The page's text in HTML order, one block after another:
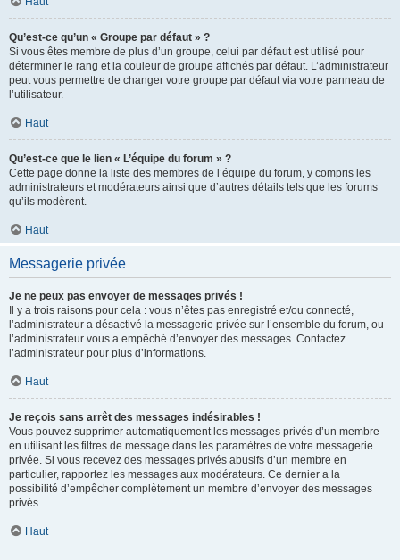
Qu’est-ce qu’un « Groupe par défaut » ?
Si vous êtes membre de plus d’un groupe, celui par défaut est utilisé pour
déterminer le rang et la couleur de groupe affichés par défaut. L’administrateur
peut vous permettre de changer votre groupe par défaut via votre panneau de
l’utilisateur.
Haut
Qu’est-ce que le lien « L’équipe du forum » ?
Cette page donne la liste des membres de l’équipe du forum, y compris les
administrateurs et modérateurs ainsi que d’autres détails tels que les forums
qu’ils modèrent.
Haut
Messagerie privée
Je ne peux pas envoyer de messages privés !
Il y a trois raisons pour cela : vous n’êtes pas enregistré et/ou connecté,
l’administrateur a désactivé la messagerie privée sur l’ensemble du forum, ou
l’administrateur vous a empêché d’envoyer des messages. Contactez
l’administrateur pour plus d’informations.
Haut
Je reçois sans arrêt des messages indésirables !
Vous pouvez supprimer automatiquement les messages privés d’un membre
en utilisant les filtres de message dans les paramètres de votre messagerie
privée. Si vous recevez des messages privés abusifs d’un membre en
particulier, rapportez les messages aux modérateurs. Ce dernier a la
possibilité d’empêcher complètement un membre d’envoyer des messages
privés.
Haut